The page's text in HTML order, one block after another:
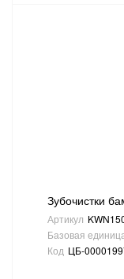
Зубочистки
Артикул
Базовая
Код ЦБ-